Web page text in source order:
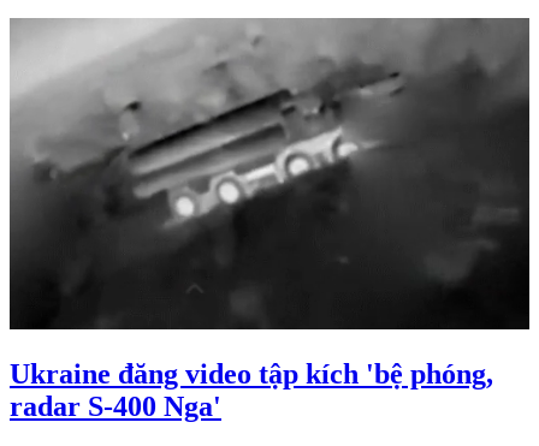
Ukraine đăng video tập kích 'bệ phóng,
radar S-400 Nga'